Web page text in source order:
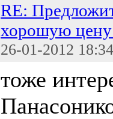
RE:
хорошую цену
26-01-2012 18:34
тоже